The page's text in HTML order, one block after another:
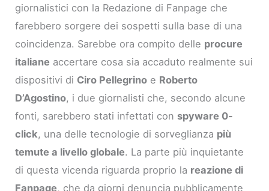
giornalistici con la Redazione di Fanpage che
farebbero sorgere dei sospetti sulla base di una
coincidenza. Sarebbe ora compito delle procure
italiane accertare cosa sia accaduto realmente sui
dispositivi di Ciro Pellegrino e Roberto
D’Agostino, i due giornalisti che, secondo alcune
fonti, sarebbero stati infettati con spyware 0-
click, una delle tecnologie di sorveglianza più
temute a livello globale. La parte più inquietante
di questa vicenda riguarda proprio la reazione di
Fanpage, che da giorni denuncia pubblicamente